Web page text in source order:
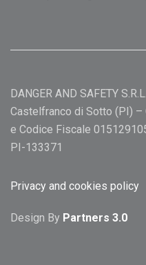
DANGER AND SAFETY
Castelfranco di Sotto (PI) –
e Codice Fiscale
PI-133371
Privacy and cookies policy
Design By Partners 3.0